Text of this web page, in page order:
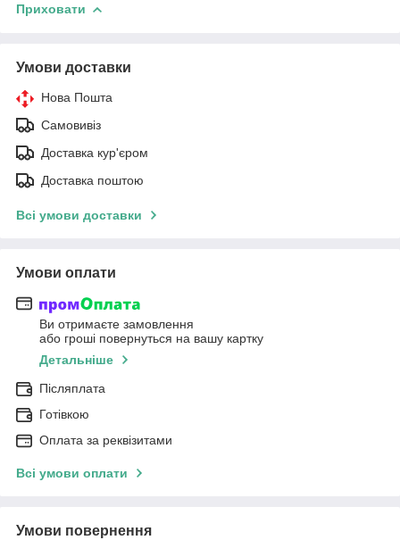
Приховати
Умови доставки
Нова Пошта
Самовивіз
Доставка кур'єром
Доставка поштою
Всі умови доставки
Умови оплати
Ви отримаєте замовлення
або гроші повернуться на вашу картку
Детальніше
Післяплата
Готівкою
Оплата за реквізитами
Всі умови оплати
Умови повернення